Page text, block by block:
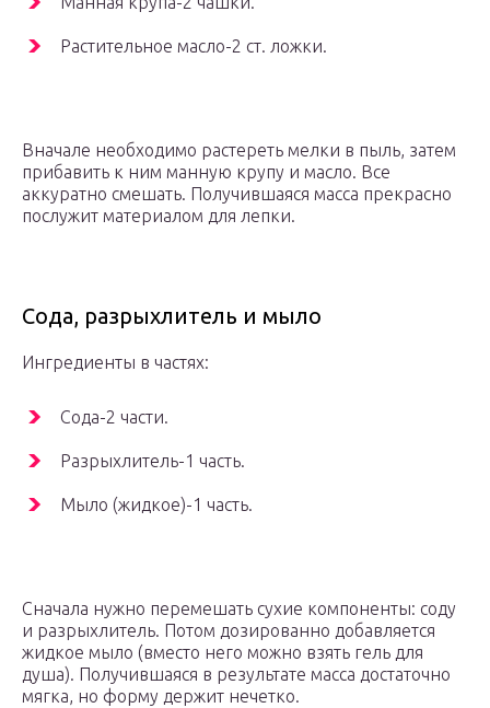
Растительное масло-2 ст. ложки.
Вначале необходимо растереть мелки в пыль, затем
прибавить к ним манную крупу и масло. Все
аккуратно смешать. Получившаяся масса прекрасно
послужит материалом для лепки.
Сода, разрыхлитель и мыло
Ингредиенты в частях:
Сода-2 части.
Разрыхлитель-1 часть.
Мыло (жидкое)-1 часть.
Сначала нужно перемешать сухие компоненты: соду
и разрыхлитель. Потом дозированно добавляется
жидкое мыло (вместо него можно взять гель для
душа). Получившаяся в результате масса достаточно
мягка, но форму держит нечетко.